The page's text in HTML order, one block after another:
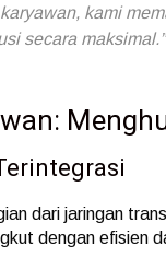
kami
secara
dari jaringan
dengan efisien